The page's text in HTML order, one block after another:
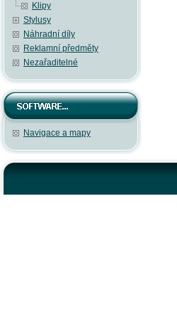
Klipy
Stylusy
Náhradní díly
Reklamní předměty
Nezařaditelné
Navigace a mapy